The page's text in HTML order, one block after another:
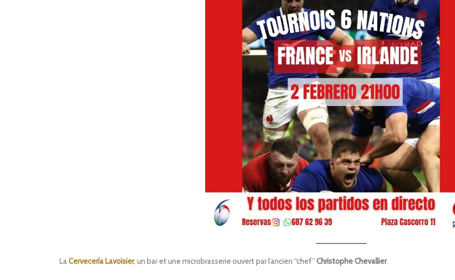
LaCervecería Lavoisier, un bar et une microbrasserie ouvert par l’ancien “chef” Christophe Chevallier.